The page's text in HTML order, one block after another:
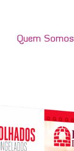
Quem Somos